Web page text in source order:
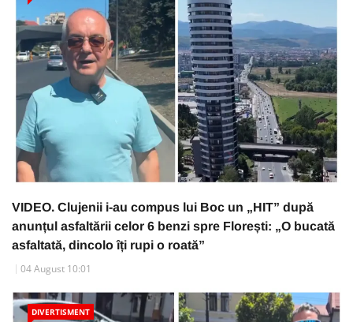
VIDEO. Clujenii i-au compus lui Boc un „HIT” după
anunțul asfaltării celor 6 benzi spre Florești: „O bucată
asfaltată, dincolo îți rupi o roată”
04 August 10:01
DIVERTISMENT